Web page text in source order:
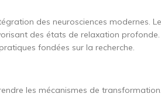
des neurosciences modernes. Le
des états de relaxation profonde.
fondées sur la recherche.
les mécanismes de transformation.